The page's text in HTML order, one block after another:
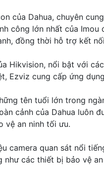
của Dahua, chuyên
công lớn nhất của
đồng thời hỗ trợ kết
Hikvision, nổi bật với
Ezviz cung cấp ứng
tên tuổi lớn trong
cảnh của Dahua luôn
vệ an ninh tối ưu.
camera quan sát nổi
như các thiết bị bảo vệ